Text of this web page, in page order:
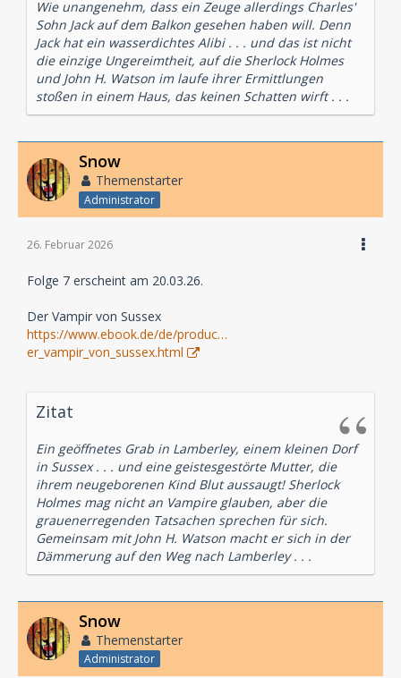
Wie unangenehm, dass ein Zeuge allerdings Charles'
Sohn Jack auf dem Balkon gesehen haben will. Denn
Jack hat ein wasserdichtes Alibi . . . und das ist nicht
die einzige Ungereimtheit, auf die Sherlock Holmes
und John H. Watson im laufe ihrer Ermittlungen
stoßen in einem Haus, das keinen Schatten wirft . . .
Snow
Themenstarter
Administrator
26. Februar 2026
Folge 7 erscheint am 20.03.26.
Der Vampir von Sussex
https://www.ebook.de/de/produc…
er_vampir_von_sussex.html
Zitat
Ein geöffnetes Grab in Lamberley, einem kleinen Dorf
in Sussex . . . und eine geistesgestörte Mutter, die
ihrem neugeborenen Kind Blut aussaugt! Sherlock
Holmes mag nicht an Vampire glauben, aber die
grauenerregenden Tatsachen sprechen für sich.
Gemeinsam mit John H. Watson macht er sich in der
Dämmerung auf den Weg nach Lamberley . . .
Snow
Themenstarter
Administrator